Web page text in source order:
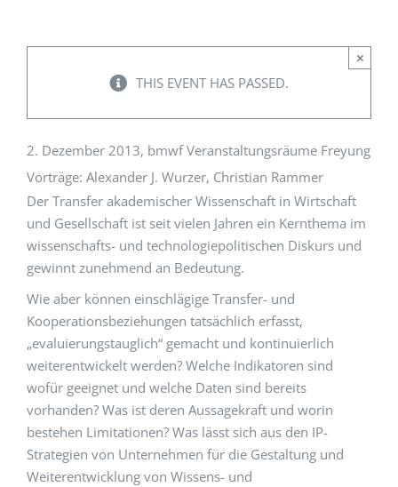
Events
Contact
THIS EVENT HAS PASSED.
×
2. Dezember 2013, bmwf Veranstaltungsräume Freyung
Vorträge: Alexander J. Wurzer, Christian Rammer
Der Transfer akademischer Wissenschaft in Wirtschaft
und Gesellschaft ist seit vielen Jahren ein Kernthema im
wissenschafts- und technologiepolitischen Diskurs und
gewinnt zunehmend an Bedeutung.
Wie aber können einschlägige Transfer- und
Kooperationsbeziehungen tatsächlich erfasst,
„evaluierungstauglich“ gemacht und kontinuierlich
weiterentwickelt werden? Welche Indikatoren sind
wofür geeignet und welche Daten sind bereits
vorhanden? Was ist deren Aussagekraft und worin
bestehen Limitationen? Was lässt sich aus den IP-
Strategien von Unternehmen für die Gestaltung und
Weiterentwicklung von Wissens- und